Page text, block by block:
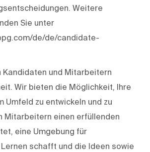
Weitere
Sie unter
de/de/candidate-
Kandidaten und Mitarbeitern
Wir bieten die Möglichkeit, Ihre
Umfeld zu entwickeln und zu
Mitarbeitern einen erfüllenden
eine Umgebung für
schafft und die Ideen sowie